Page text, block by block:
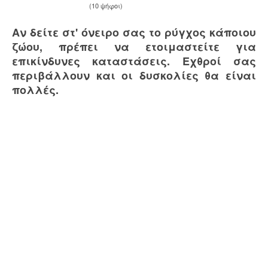
(10 ψήφοι)
Αν δείτε στ' όνειρο σας το ρύγχος κάποιου
ζώου, πρέπει να ετοιμαστείτε για
επικίνδυνες καταστάσεις. Εχθροί σας
περιβάλλουν και οι δυσκολίες θα είναι
πολλές.